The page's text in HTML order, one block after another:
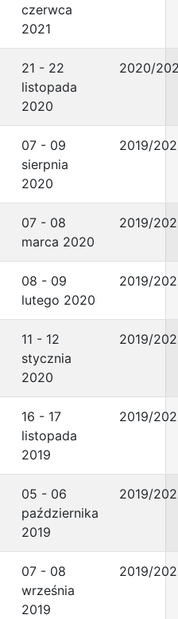
czerwca
2021
21 - 22
listopada
2020
2020/
07 - 09
sierpnia
2020
2019/
07 - 08
marca 2020
2019/
08 - 09
lutego 2020
2019/
11 - 12
stycznia
2020
2019/
16 - 17
listopada
2019
2019/
05 - 06
października
2019
2019/
07 - 08
września
2019
2019/